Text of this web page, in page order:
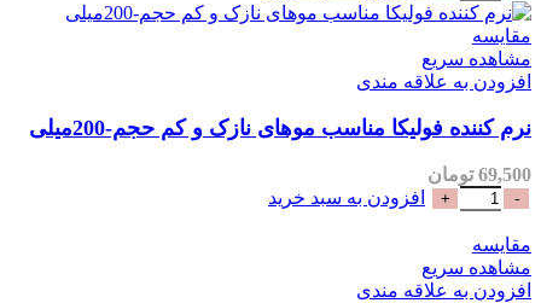
مقایسه
مشاهده سریع
افزودن به علاقه مندی
نرم کننده فولیکا مناسب موهای نازک و کم حجم-200میلی
69,500 تومان
افزودن به سبد خرید
مقایسه
مشاهده سریع
افزودن به علاقه مندی